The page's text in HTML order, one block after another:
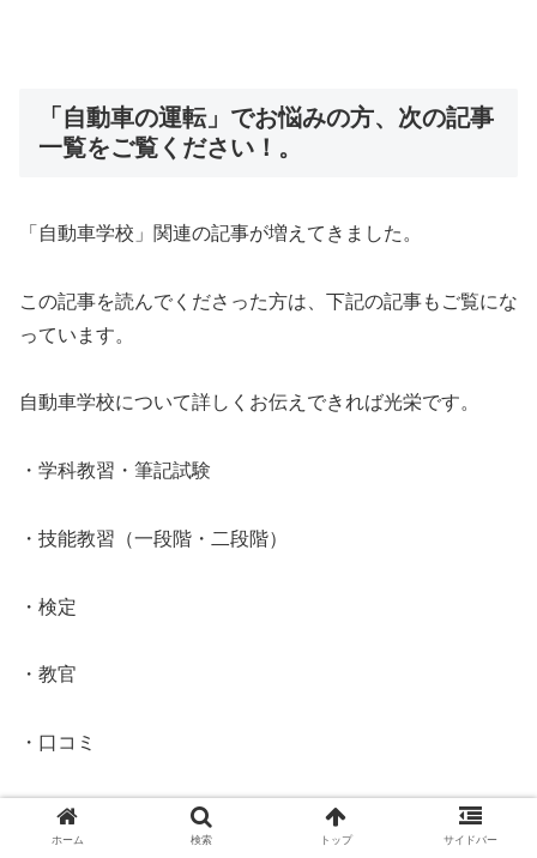
「自動車の運転」でお悩みの方、次の記事
一覧をご覧ください！。
「自動車学校」関連の記事が増えてきました。
この記事を読んでくださった方は、下記の記事もご覧にな
っています。
自動車学校について詳しくお伝えできれば光栄です。
・学科教習・筆記試験
・技能教習（一段階・二段階）
・検定
・教官
・口コミ
・ハラスメント
ホーム 検索 トップ サイドバー